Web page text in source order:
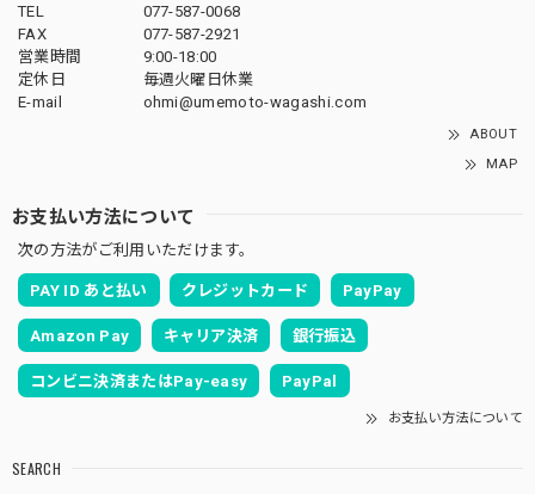
TEL
077-587-0068
FAX
077-587-2921
営業時間
9:00-18:00
定休日
毎週火曜日休業
E-mail
ohmi@umemoto-wagashi.com
ABOUT
MAP
お支払い方法について
次の方法がご利用いただけます。
PAY ID あと払い クレジットカード PayPay
Amazon Pay キャリア決済 銀行振込
コンビニ決済またはPay-easy PayPal
お支払い方法について
SEARCH